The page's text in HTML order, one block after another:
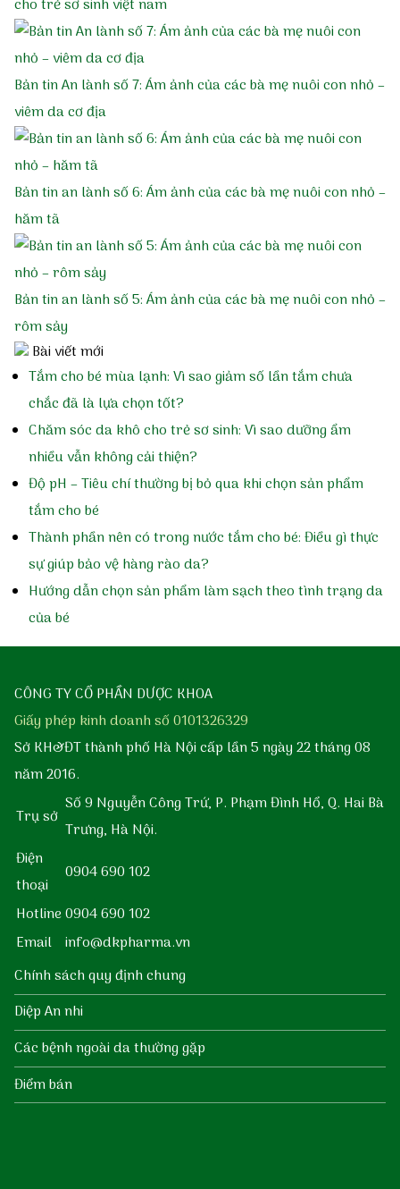
Các bệnh khác
Tạp chí Diệp An Nhi
Nghiên cứu khoa học
Cảm nhận khách hàng
Tin tức
Điểm mua hàng
cho trẻ sơ sinh việt nam
Bản tin An lành số 7: Ám ảnh của các bà mẹ nuôi con nhỏ –
viêm da cơ địa
Bản tin an lành số 6: Ám ảnh của các bà mẹ nuôi con nhỏ –
hăm tã
Bản tin an lành số 5: Ám ảnh của các bà mẹ nuôi con nhỏ –
rôm sảy
Bài viết mới
Tắm cho bé mùa lạnh: Vì sao giảm số lần tắm chưa
chắc đã là lựa chọn tốt?
Chăm sóc da khô cho trẻ sơ sinh: Vì sao dưỡng ẩm
nhiều vẫn không cải thiện?
Độ pH – Tiêu chí thường bị bỏ qua khi chọn sản phẩm
tắm cho bé
Thành phần nên có trong nước tắm cho bé: Điều gì thực
sự giúp bảo vệ hàng rào da?
Hướng dẫn chọn sản phẩm làm sạch theo tình trạng da
của bé
CÔNG TY CỔ PHẦN DƯỢC KHOA
Giấy phép kinh doanh số 0101326329
Sở KH&ĐT thành phố Hà Nội cấp lần 5 ngày 22 tháng 08
năm 2016.
Trụ sở
Số 9 Nguyễn Công Trứ, P. Phạm Đình Hổ, Q. Hai Bà
Trưng, Hà Nội.
Điện
thoại
0904 690 102
Hotline0904 690 102
Email info@dkpharma.vn
Chính sách quy định chung
Diệp An nhi
Các bệnh ngoài da thường gặp
Điểm bán